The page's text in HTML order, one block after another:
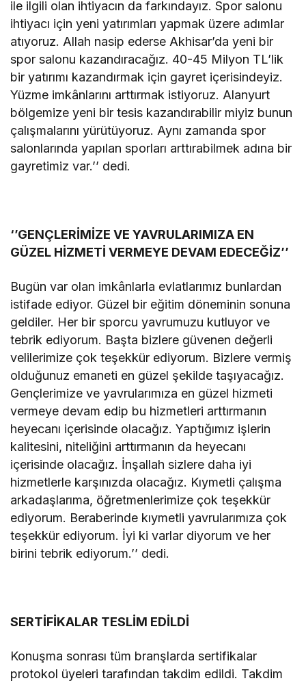
ile ilgili olan ihtiyacın da farkındayız. Spor salonu
ihtiyacı için yeni yatırımları yapmak üzere adımlar
atıyoruz. Allah nasip ederse Akhisar’da yeni bir
spor salonu kazandıracağız. 40-45 Milyon TL’lik
bir yatırımı kazandırmak için gayret içerisindeyiz.
Yüzme imkânlarını arttırmak istiyoruz. Alanyurt
bölgemize yeni bir tesis kazandırabilir miyiz bunun
çalışmalarını yürütüyoruz. Aynı zamanda spor
salonlarında yapılan sporları arttırabilmek adına bir
gayretimiz var.’’ dedi.
‘’GENÇLERİMİZE VE YAVRULARIMIZA EN
GÜZEL HİZMETİ VERMEYE DEVAM EDECEĞİZ’’
Bugün var olan imkânlarla evlatlarımız bunlardan
istifade ediyor. Güzel bir eğitim döneminin sonuna
geldiler. Her bir sporcu yavrumuzu kutluyor ve
tebrik ediyorum. Başta bizlere güvenen değerli
velilerimize çok teşekkür ediyorum. Bizlere vermiş
olduğunuz emaneti en güzel şekilde taşıyacağız.
Gençlerimize ve yavrularımıza en güzel hizmeti
vermeye devam edip bu hizmetleri arttırmanın
heyecanı içerisinde olacağız. Yaptığımız işlerin
kalitesini, niteliğini arttırmanın da heyecanı
içerisinde olacağız. İnşallah sizlere daha iyi
hizmetlerle karşınızda olacağız. Kıymetli çalışma
arkadaşlarıma, öğretmenlerimize çok teşekkür
ediyorum. Beraberinde kıymetli yavrularımıza çok
teşekkür ediyorum. İyi ki varlar diyorum ve her
birini tebrik ediyorum.’’ dedi.
SERTİFİKALAR TESLİM EDİLDİ
Konuşma sonrası tüm branşlarda sertifikalar
protokol üyeleri tarafından takdim edildi. Takdim